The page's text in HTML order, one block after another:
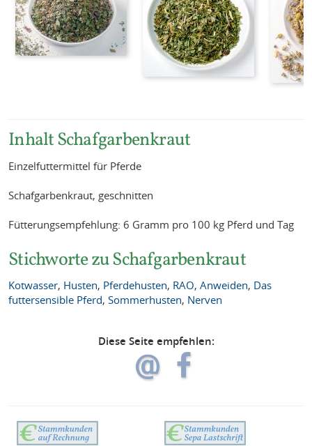
Inhalt Schafgarbenkraut
Einzelfuttermittel für Pferde
Schafgarbenkraut, geschnitten
Fütterungsempfehlung: 6 Gramm pro 100 kg Pferd und Tag
Stichworte zu Schafgarbenkraut
Kotwasser, Husten, Pferdehusten, RAO,Anweiden, Das
futtersensible Pferd,Sommerhusten, Nerven
Diese Seite empfehlen: